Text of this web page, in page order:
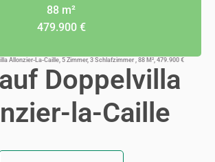
88 m²
479.900 €
Allonzier-La-Caille, 5 Zimmer, 3 Schlafzimmer , 88 M², 479.900 €
Doppelvilla
la-Caille